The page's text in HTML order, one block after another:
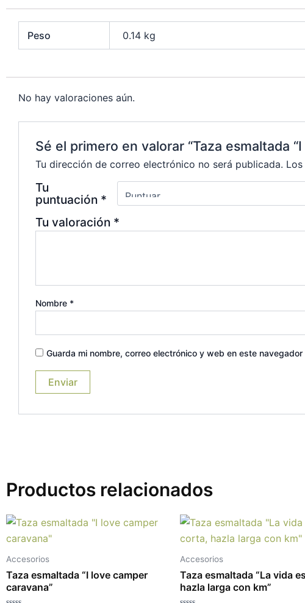
o
k
s
p
a
l
o
y
n
k
C
m
r
t
Peso 0.14 kg
No hay valoraciones aún.
Sé el primero en valorar “Taza esmaltada “I
Tu dirección de correo electrónico no será publicada.
Tu
puntuación *
Tu valoración *
Nombre *
Guarda mi nombre, correo electrónico y web en este
Productos relacionados
Accesorios
Taza esmaltada “I love camper
caravana”
Accesorios
Taza esmaltada “La vida
hazla larga con km”